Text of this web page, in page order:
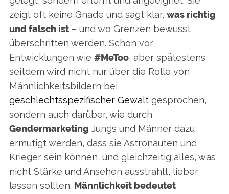
zeigt oft keine Gnade und sagt klar, was richtig
und falsch ist– und wo Grenzen bewusst
überschritten werden. Schon vor
Entwicklungen wie #MeToo, aber spätestens
seitdem wird nicht nur über die Rolle von
Männlichkeitsbildern bei
geschlechtsspezifischer Gewaltgesprochen,
sondern auch darüber, wie durch
Gendermarketing Jungs und Männer dazu
ermutigt werden, dass sie Astronauten und
Krieger sein können, und gleichzeitig alles, was
nicht Stärke und Ansehen ausstrahlt, lieber
lassen sollten. Männlichkeit bedeutet